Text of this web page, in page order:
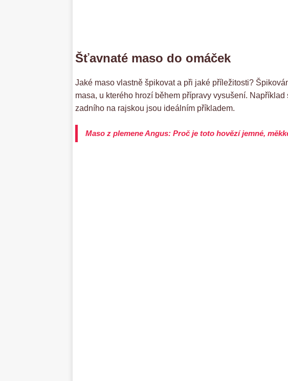
Šťavnaté maso do omáček
Jaké maso vlastně špikovat a při jaké příležitosti?
masa, u kterého hrozí během přípravy vysušení.
zadního na rajskou jsou ideálním příkladem.
Maso z plemene Angus: Proč je toto hovězí jemné,